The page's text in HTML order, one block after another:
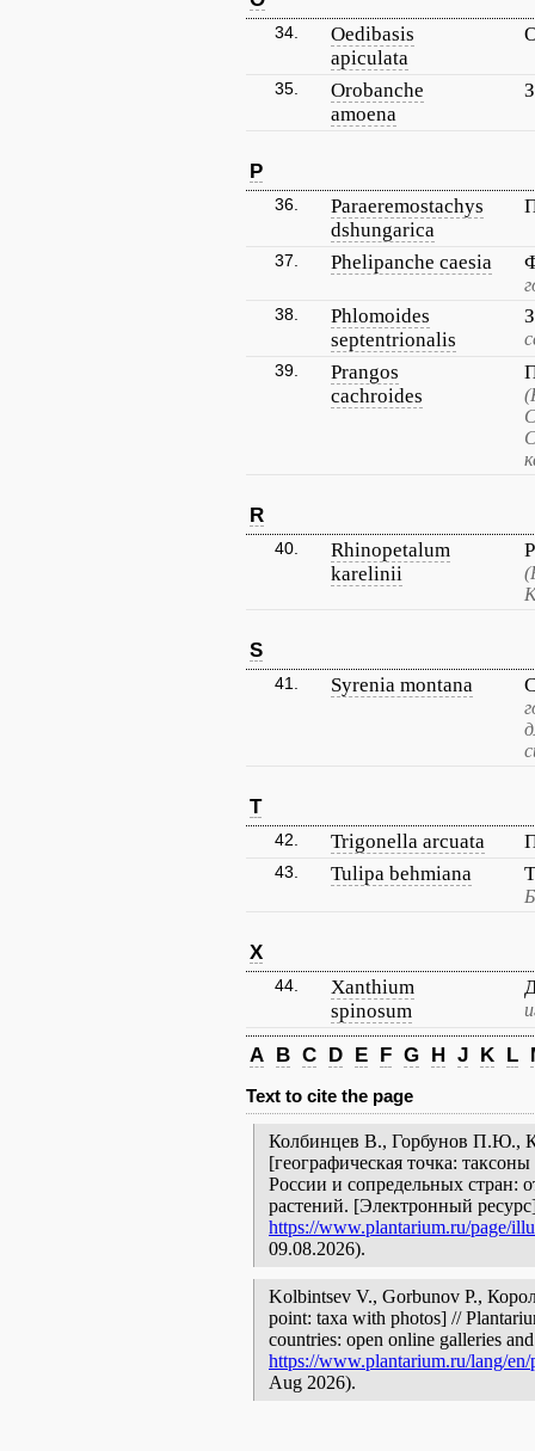
34.
Oedibasis
apiculata
35.
Orobanche
amoena
P
36.
Paraeremostachys
dshungarica
37. Phelipanche caesia
38.
Phlomoides
septentrionalis
39.
Prangos
cachroides
R
40.
Rhinopetalum
karelinii
S
41. Syrenia montana
T
42. Trigonella arcuata
43. Tulipa behmiana
X
44.
Xanthium
spinosum
A B C D E F G H J K L
Text to cite the page
Колбинцев В., Горбунов П.Ю.,
[географическая точка:
России и сопредельных стран:
растений. [Электронный
https://www.plantarium.ru/page/
09.08.2026).
Kolbintsev V., Gorbunov P.,
point: taxa with photos] //
countries: open online galleries
https://www.plantarium.ru/lang/
Aug 2026).